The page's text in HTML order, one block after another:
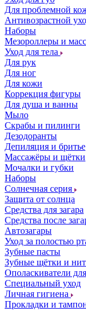
Для проблемной
Антивозрастной
Наборы
Мезороллеры и
Уход для тела
Для рук
Для ног
Для кожи
Коррекция фигуры
Для душа и ванны
Мыло
Скрабы и пилинги
Дезодоранты
Депиляция и бритье
Массажёры и щётки
Мочалки и губки
Наборы
Солнечная серия
Защита от солнца
Средства для загара
Средства после
Автозагары
Уход за полостью
Зубные пасты
Зубные щётки и
Ополаскиватели
Специальный уход
Личная гигиена
Прокладки и